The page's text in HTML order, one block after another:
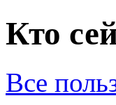
Кто
Все